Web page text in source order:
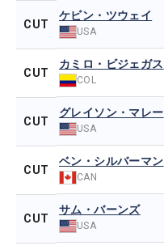
CUT
ケビン・ツウェイ
USA
CUT
カミロ・ビジェガス
COL
CUT
グレイソン・マレー
USA
CUT
ベン・シルバーマン
CAN
CUT
サム・バーンズ
USA